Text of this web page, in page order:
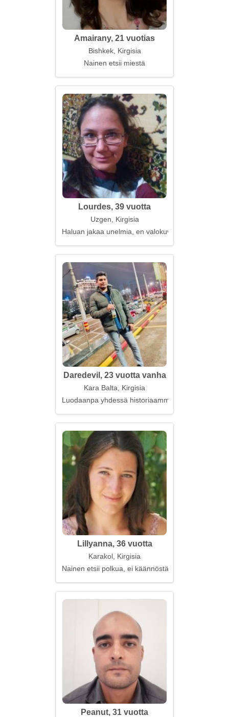
Amairany, 21 vuotias
Bishkek, Kirgisia
Nainen etsii miestä
Lourdes, 39 vuotta
Uzgen, Kirgisia
Haluan jakaa unelmia, en valokuvia
Daredevil, 23 vuotta vanha
Kara Balta, Kirgisia
Luodaanpa yhdessä historiaamme
Lillyanna, 36 vuotta
Karakol, Kirgisia
Nainen etsii polkua, ei käännöstä
Peanut, 31 vuotta